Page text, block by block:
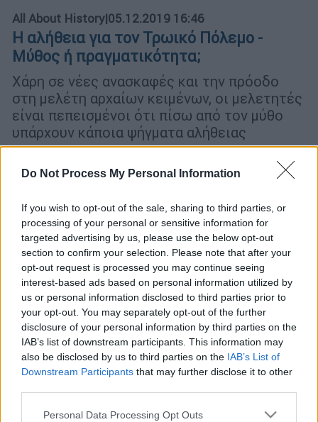
Do Not Process My Personal Information
If you wish to opt-out of the sale, sharing to third parties, or
processing of your personal or sensitive information for
targeted advertising by us, please use the below opt-out
section to confirm your selection. Please note that after your
opt-out request is processed you may continue seeing
interest-based ads based on personal information utilized by
us or personal information disclosed to third parties prior to
your opt-out. You may separately opt-out of the further
disclosure of your personal information by third parties on the
IAB’s list of downstream participants. This information may
also be disclosed by us to third parties on the IAB’s List of
Downstream Participants that may further disclose it to other
Please note that this website/app uses one or more Google
Personal Data Processing Opt Outs
All About History|05.12.2019 16:46
Η αλήθεια για τον Τρωικό Πόλεμο -
Μύθος ή πραγματικότητα;
Χάρη σε νέες ανασκαφές και την πρόοδο
στη μελέτη αρχαίων κειμένων, οι μελετητές
είναι πεπεισμένοι ότι πίσω από τον μύθο
υπάρχουν κάποια ψήγματα αλήθειας
Έλληνες
Τρωικός Πόλεμος
Αχαιοί